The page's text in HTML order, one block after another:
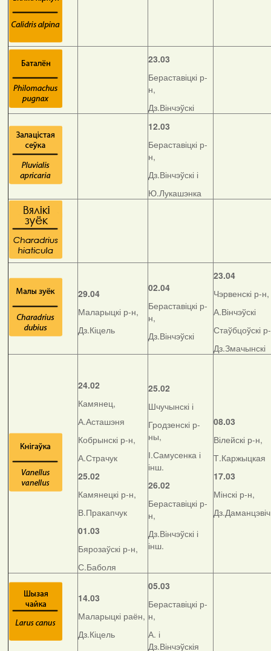
23.03
Бераставіцкі р-
н,
Дз.Вінчэўскі
12.03
Бераставіцкі р-
н,
Дз.Вінчэўскі і
Ю.Лукашэнка
29.04
Маларыцкі р-н,
Дз.Кіцель
02.04
Бераставіцкі р-
н,
Дз.Вінчэўскі
23.04
Чэрвенскі р-н,
А.Вінчэўскі
Стаўбцоўскі
Дз.Змачынскі
24.02
Камянец,
А.Асташэня
Кобрынскі р-н,
А.Страчук
25.02
Камянецкі р-н,
В.Пракапчук
01.03
Бярозаўскі р-н,
С.Баболя
25.02
Шчучынскі і
Гродзенскі р-
ны,
І.Самусенка і
інш.
26.02
Бераставіцкі р-
н,
Дз.Вінчэўскі і
інш.
08.03
Вілейскі р-н,
Т.Каржыцкая
17.03
Мінскі р-н,
Дз.Даманцэвіч
14.03
Маларыцкі раён,
Дз.Кіцель
05.03
Бераставіцкі р-
н,
А. і
Дз.Вінчэўскія